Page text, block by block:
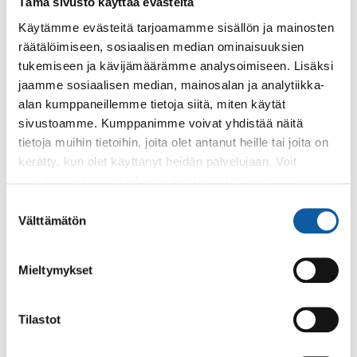
Käytämme evästeitä tarjoamamme sisällön ja mainosten
räätälöimiseen, sosiaalisen median ominaisuuksien
tukemiseen ja kävijämäärämme analysoimiseen. Lisäksi
jaamme sosiaalisen median, mainosalan ja analytiikka-
alan kumppaneillemme tietoja siitä, miten käytät
sivustoamme. Kumppanimme voivat yhdistää näitä
tietoja muihin tietoihin, joita olet antanut heille tai joita on
kerätty, kun olet käyttänyt heidän palvelujaan. Voit
valinta
Välttämätön
Mieltymykset
Tilastot
tai 10,00 €/m³).
Asiasanat
jätehuolto kompostointi lajitteluasema
Maauimala Ankkalammen uimavedessä